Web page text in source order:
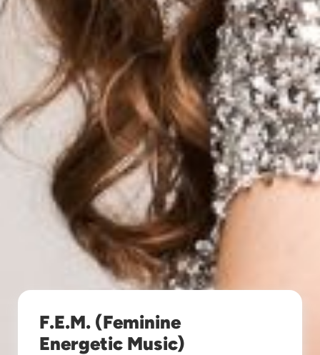
F.E.M. (Feminine
Energetic Music)